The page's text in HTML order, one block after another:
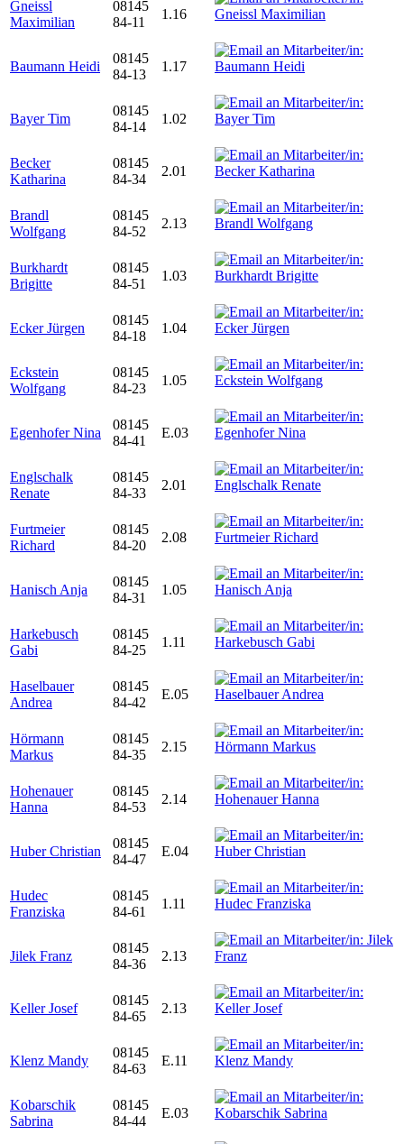
Gneissl
Maximilian
08145
84-11
1.16
Baumann Heidi
08145
84-13
1.17
Bayer Tim
08145
84-14
1.02
Becker
Katharina
08145
84-34
2.01
Brandl
Wolfgang
08145
84-52
2.13
Burkhardt
Brigitte
08145
84-51
1.03
Ecker Jürgen
08145
84-18
1.04
Eckstein
Wolfgang
08145
84-23
1.05
Egenhofer Nina
08145
84-41
E.03
Englschalk
Renate
08145
84-33
2.01
Furtmeier
Richard
08145
84-20
2.08
Hanisch Anja
08145
84-31
1.05
Harkebusch
Gabi
08145
84-25
1.11
Haselbauer
Andrea
08145
84-42
E.05
Hörmann
Markus
08145
84-35
2.15
Hohenauer
Hanna
08145
84-53
2.14
Huber Christian
08145
84-47
E.04
Hudec
Franziska
08145
84-61
1.11
Jilek Franz
08145
84-36
2.13
Keller Josef
08145
84-65
2.13
Klenz Mandy
08145
84-63
E.11
Kobarschik
Sabrina
08145
84-44
E.03